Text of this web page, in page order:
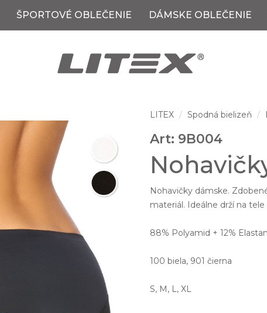
ŠPORTOVÉ OBLEČENIE DÁMSKE OBLEČENIE
LITEX Spodná bielizeň
Art: 9B004
Nohavičky dámske.
materiál. Ideálne drží na
88% Polyamid + 12% Elastan
100 biela, 901 čierna
S, M, L, XL